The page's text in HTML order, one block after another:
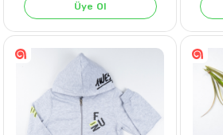
Üye Ol